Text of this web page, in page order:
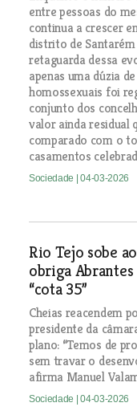
entre pessoas do
continua a crescer
distrito de
retaguarda dessa
apenas uma dúzia
homossexuais foi
conjunto dos
valor ainda residual
comparado com o
casamentos
Sociedade | 04-03-2026
Rio Tejo sobe
obriga
“cota 35”
Cheias reacendem
presidente da
plano: “Temos de
sem travar o
afirma Manuel
Sociedade | 04-03-2026